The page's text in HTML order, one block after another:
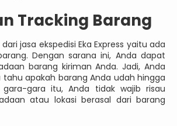
Tracking Barang
jasa ekspedisi Eka Express yaitu ada
Dengan sarana ini, Anda dapat
barang kiriman Anda. Jadi, Anda
apakah barang Anda udah hingga
gara itu, Anda tidak wajib risau
atau lokasi berasal dari barang